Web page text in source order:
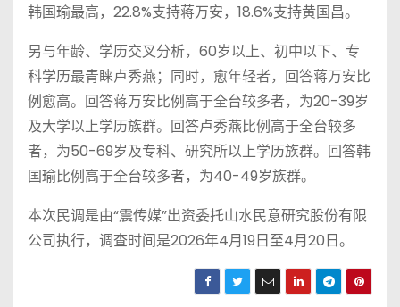
韩国瑜最高，22.8%支持蒋万安，18.6%支持黄国昌。
另与年龄、学历交叉分析，60岁以上、初中以下、专
科学历最青睐卢秀燕；同时，愈年轻者，回答蒋万安比
例愈高。回答蒋万安比例高于全台较多者，为20-39岁
及大学以上学历族群。回答卢秀燕比例高于全台较多
者，为50-69岁及专科、研究所以上学历族群。回答韩
国瑜比例高于全台较多者，为40-49岁族群。
本次民调是由“震传媒”出资委托山水民意研究股份有限
公司执行，调查时间是2026年4月19日至4月20日。